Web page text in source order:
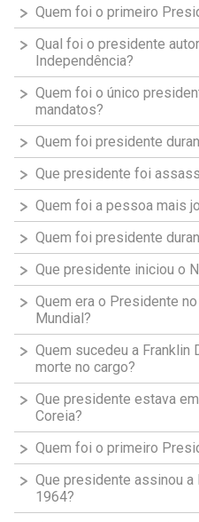
Quem foi o primeiro
Qual foi o presidente
Independência?
Quem foi o único
mandatos?
Quem foi presidente
Que presidente foi
Quem foi a pessoa mais
Quem foi presidente
Que presidente iniciou o
Quem era o Presidente
Mundial?
Quem sucedeu a Franklin
morte no cargo?
Que presidente estava
Coreia?
Quem foi o primeiro
Que presidente assinou
1964?